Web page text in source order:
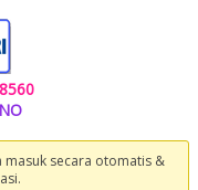
secara otomatis &